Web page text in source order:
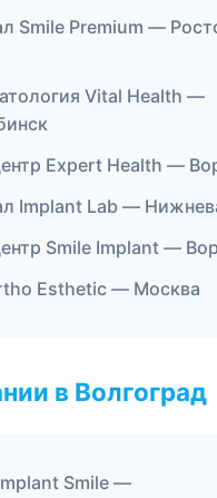
Smile Premium —
Vital Health —
Expert Health —
Implant Lab —
Smile Implant —
Esthetic — Москва
в Волгоград
Smile —